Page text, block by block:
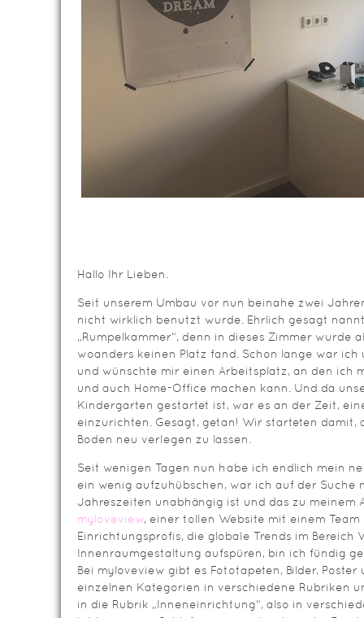
Hallo Ihr Lieben.
Seit unserem Umbau vor nun beinahe zwei
nicht wirklich benutzt wurde. Ehrlich gesagt
„Rumpelkammer“, denn in dieses Zimmer wurde
woanders keinen Platz fand. Schon lange war
und wünschte mir einen Arbeitsplatz, an den ich
und auch Home-Office machen kann. Und da
Kindergarten gestartet ist, war es an der Zeit,
einzurichten. Gesagt, getan! Wir starteten damit,
Boden neu verlegen zu lassen.
Seit wenigen Tagen nun habe ich endlich mein
ein wenig aufzuhübschen, war ich auf der Suche
Jahreszeiten unabhängig ist und das zu meinem
myloveview, einer tollen Website mit einem Team
Einrichtungsprofis, die globale Trends im Bereich
Innenraumgestaltung aufspüren, bin ich fündig
Bei myloveview gibt es Fototapeten, Bilder, Poster
einzelnen Kategorien in verschiedene Rubriken
in die Rubrik „Inneneinrichtung“, also in